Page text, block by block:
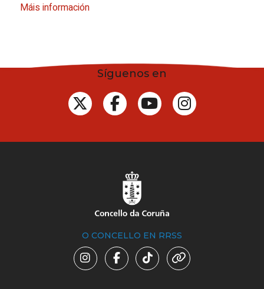
Máis información
Síguenos en
O CONCELLO EN RRSS